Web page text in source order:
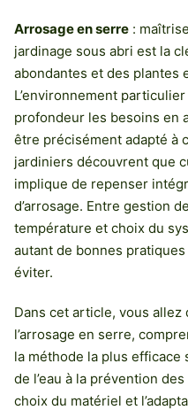
Arrosage en serre :
jardinage sous abri est la
abondantes et des plantes
L’environnement
profondeur les besoins en
être précisément adapté à
jardiniers découvrent que
implique de repenser
d’arrosage. Entre gestion
température et choix du
autant de bonnes
éviter.
Dans cet article, vous
l’arrosage en serre,
la méthode la plus efficace
de l’eau à la prévention
choix du matériel et